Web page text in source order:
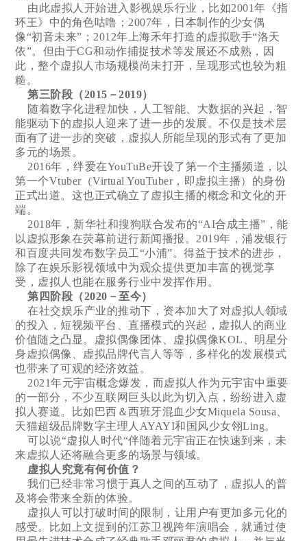
由此虚拟人开始进入影视娱乐行业，比如2001年《指
环王》中的角色咕噜；2007年，日本制作的少女偶
像“初音未来”；2012年上海禾年打造的虚拟歌手“洛天
依”。但由于CG和动作捕捉技术等发展还不成熟，因
此，整个虚拟人市场规模尚未打开，呈现形式也较为粗
糙。
第三阶段（2015－2019）
随着数字化进程加快，人工智能、大数据的兴起，智
能驱动下的虚拟人迎来了进一步的发展。不仅是技术层
面有了进一步的突破，虚拟人所能呈现的形式有了更加
多元的场景。
2016年，绊爱在YouTuBe开设了第一个主播频道，以
第一个Vtuber（Virtual YouTuber，即虚拟主播）的身份
正式出道。这也正式确立了虚拟主播的概念和文化的开
端。
2018年，新华社和搜狗联合发布的“AI合成主播”，能
以虚拟形象在荧幕前进行新闻播报。2019年，浦发银行
和百度共同发布数字员工“小浦”。得益于技术的进步，
除了在娱乐影视领域中为观众提供更加丰富的视觉享
受，虚拟人也能在服务行业中发挥作用。
第四阶段（2020－至今）
在社交娱乐产业的推动下，资本加大了对虚拟人领域
的投入，短视频平台、直播模式的兴起，虚拟人的商业
价值随之凸显。虚拟偶像团体、虚拟偶像KOL、明星分
身虚拟偶像、虚拟品牌代言人等等，多样化的发展模式
也带来了可观的经济效益。
2021年元宇宙概念爆发，而虚拟人作为元宇宙中重要
的一部分，不少互联网巨头以此为切入点，纷纷进入虚
拟人赛道。比如巴西＆西班牙混血少女Miquela Sousa、
天猫超级品牌数字主理人AYAYI和国风少女翎Ling。
可以说“虚拟人时代“伴随着元宇宙正在快速到来，未
来虚拟人还将融合更多的场景与领域。
虚拟人究竟有何价值？
我们已经非常习惯于真人之间的互动了，虚拟人的普
及将会带来全新的体验。
虚拟人可以打破时间的限制，让用户有更加多元化的
感受。比如上文提到的江苏卫视跨年演唱会，就通过使